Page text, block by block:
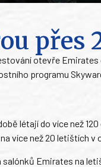
přes
otevře Emirates
programu
létají do více než
více než 20 letištích
Emirates na